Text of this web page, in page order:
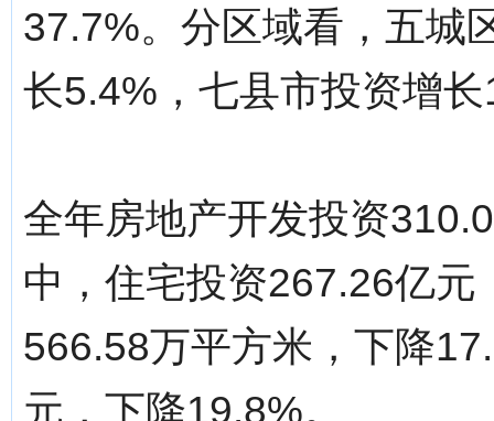
37.7%。分区域看，五城
长5.4%，七县市投资增
全年房地产开发投资
中，住宅投资267.26亿
566.58万平方米，下降
元，下降19.8%。